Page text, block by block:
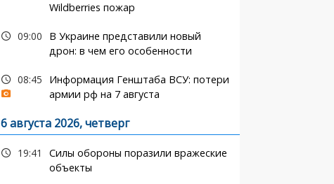
Wildberries пожар
09:00
В Украине представили новый
дрон: в чем его особенности
08:45
Информация Генштаба ВСУ: потери
армии рф на 7 августа
6 августа 2026, четверг
19:41
Силы обороны поразили вражеские
объекты